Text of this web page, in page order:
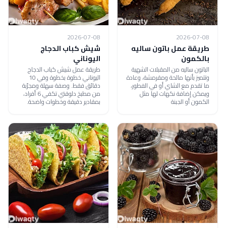
2026-07-08
طريقة عمل باتون ساليه
بالكمون
الباتون ساليه من المقبلات الشهية
وتتميز بأنها مالحة ومقرمشة، وعادة
ما تقدم مع الشاي أو في الفطور،
ويمكن إضافة نكهات لها مثل
الكمون أو الجبنة
2026-07-08
شيش كباب الدجاج
اليوناني
طريقة عمل شيش كباب الدجاج
اليوناني خطوة بخطوة وفي 10
دقائق فقط. وصفة سهلة ومجرّبة
من مطبخ دلوقتي تكفي 6 أفراد،
بمقادير دقيقة وخطوات واضحة.